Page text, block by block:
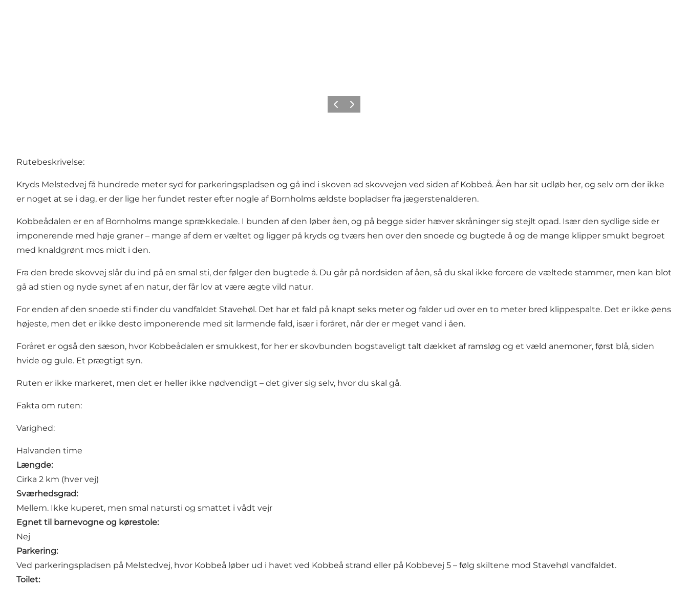
ForrigeNæste
Rutebeskrivelse:
Kryds Melstedvej få hundrede meter syd for parkeringspladsen og gå ind i skoven ad skovvejen ved siden af Kobbeå. Åen har sit udløb her, og selv om der ikke
er noget at se i dag, er der lige her fundet rester efter nogle af Bornholms ældste bopladser fra jægerstenalderen.
Kobbeådalen er en af Bornholms mange sprækkedale. I bunden af den løber åen, og på begge sider hæver skråninger sig stejlt opad. Især den sydlige side er
imponerende med høje graner – mange af dem er væltet og ligger på kryds og tværs hen over den snoede og bugtede å og de mange klipper smukt begroet
med knaldgrønt mos midt i den.
Fra den brede skovvej slår du ind på en smal sti, der følger den bugtede å. Du går på nordsiden af åen, så du skal ikke forcere de væltede stammer, men kan blot
gå ad stien og nyde synet af en natur, der får lov at være ægte vild natur.
For enden af den snoede sti finder du vandfaldet Stavehøl . Det har et fald på knapt seks meter og falder ud over en to meter bred klippespalte. Det er ikke øens
højeste, men det er ikke desto imponerende med sit larmende fald, især i foråret, når der er meget vand i åen.
Foråret er også den sæson, hvor Kobbeådalen er smukkest, for her er skovbunden bogstaveligt talt dækket af ramsløg og et væld anemoner, først blå, siden
hvide og gule. Et prægtigt syn.
Ruten er ikke markeret, men det er heller ikke nødvendigt – det giver sig selv, hvor du skal gå.
Fakta om ruten:
Varighed:
Halvanden time
Længde:
Cirka 2 km (hver vej)
Sværhedsgrad:
Mellem. Ikke kuperet, men smal natursti og smattet i vådt vejr
Egnet til barnevogne og kørestole:
Nej
Parkering:
Ved parkeringspladsen på Melstedvej, hvor Kobbeå løber ud i havet ved Kobbeå strand eller på Kobbevej 5 – følg skiltene mod Stavehøl vandfaldet.
Toilet: